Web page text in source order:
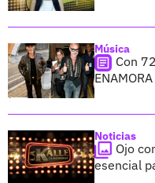
Música
Con
Noticias
Ojo
esencial